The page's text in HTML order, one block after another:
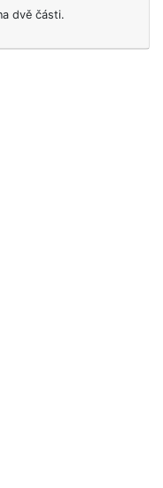
dvě části.